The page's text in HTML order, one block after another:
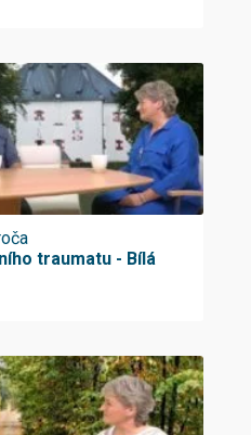
traumatu - Bílá